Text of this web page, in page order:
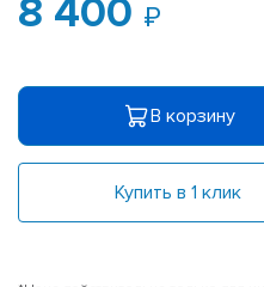
8 400
В корзину
Купить в 1 клик